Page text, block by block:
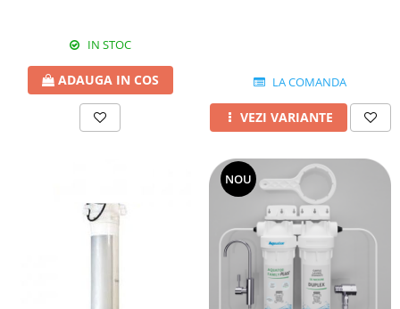
IN STOC
ADAUGA IN COS LA COMANDA
VEZI VARIANTE
NOU